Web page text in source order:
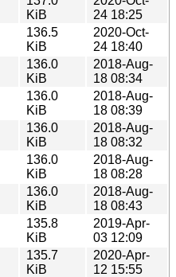
KiB
24 18:25
136.5
KiB
2020-Oct-
24 18:40
136.0
KiB
2018-Aug-
18 08:34
136.0
KiB
2018-Aug-
18 08:39
136.0
KiB
2018-Aug-
18 08:32
136.0
KiB
2018-Aug-
18 08:28
136.0
KiB
2018-Aug-
18 08:43
135.8
KiB
2019-Apr-
03 12:09
135.7
KiB
2020-Apr-
12 15:55